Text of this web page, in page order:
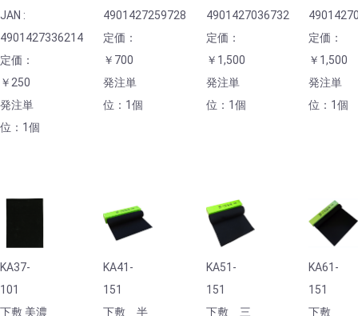
JAN :
4901427336214
定価：
￥250
発注単
位：1個
4901427259728
定価：
￥700
発注単
位：1個
4901427036732
定価：
￥1,500
発注単
位：1個
定価：
￥1,500
発注単
位：1個
KA37-
101
下敷 美濃
KA41-
151
下敷 半
KA51-
151
下敷 三
KA61-
151
下敷